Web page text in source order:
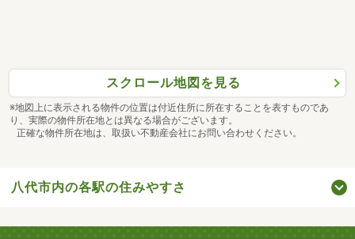
スクロール地図を見る
※地図上に表示される物件の位置は付近住所に所在することを表すものであ
り、実際の物件所在地とは異なる場合がございます。
正確な物件所在地は、取扱い不動産会社にお問い合わせください。
八代市内の各駅の住みやすさ